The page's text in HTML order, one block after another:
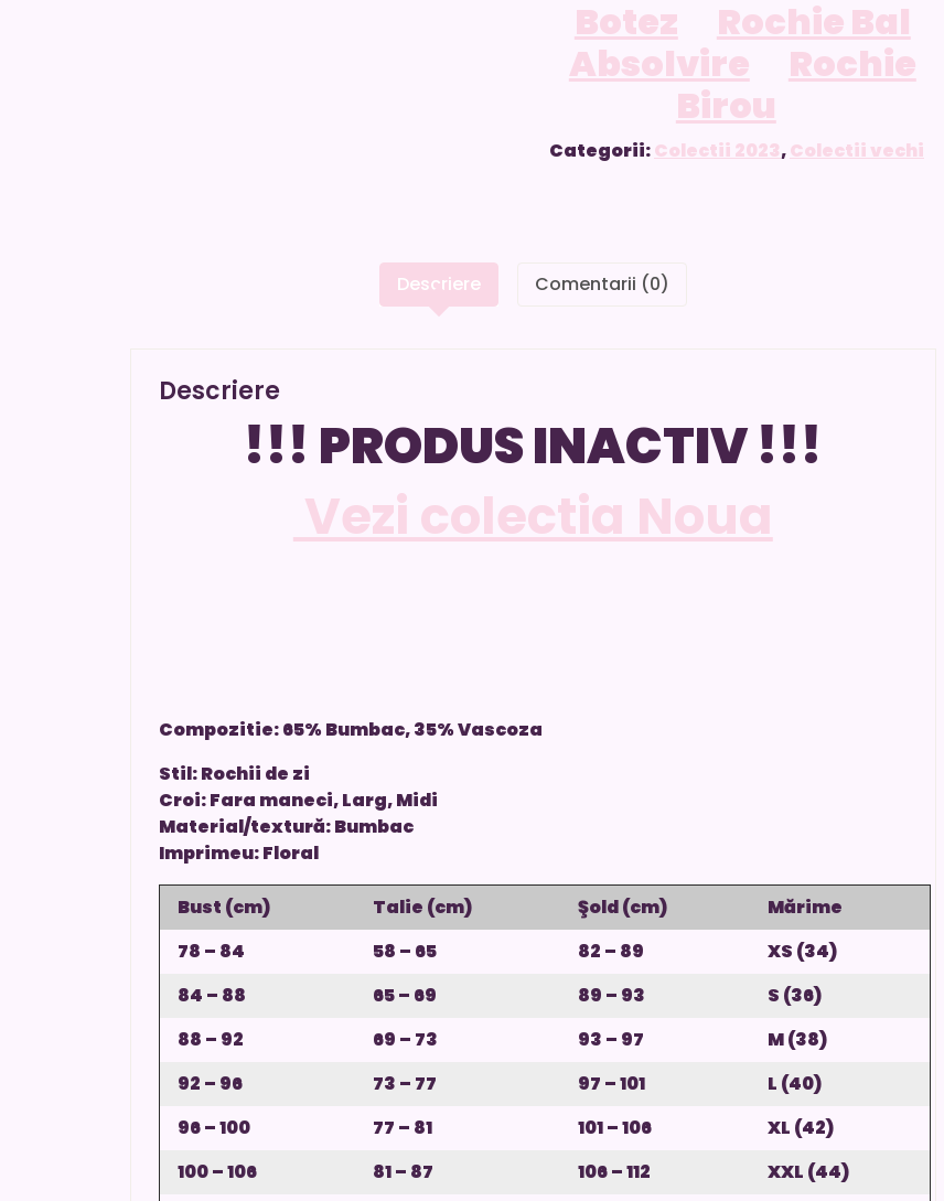
Botez
Rochie Bal
Absolvire
Rochie
Birou
Categorii:Colectii 2023,Colectii vechi
Descriere Comentarii (0)
Descriere
!!! PRODUS INACTIV !!!
Vezi colectia Noua
Compozitie: 65% Bumbac, 35% Vascoza
Stil: Rochii de zi
Croi: Fara maneci, Larg, Midi
Material/textură: Bumbac
Imprimeu: Floral
Bust (cm) Talie (cm) Şold (cm)
Mărime
78 – 84
58 – 65 82 – 89
XS (34)
84 – 88
65 – 69 89 – 93
S (36)
88 – 92
69 – 73 93 – 97
M (38)
92 – 96
73 – 77 97 – 101
L (40)
96 – 100
77 – 81 101 – 106
XL (42)
100 – 106
81 – 87 106 – 112
XXL (44)